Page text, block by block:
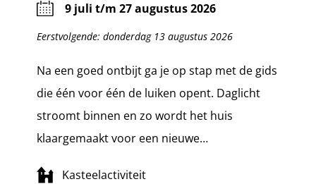
9 juli t/m 27 augustus 2026
Eerstvolgende: donderdag 13 augustus 2026
Na een goed ontbijt ga je op stap met de gids
die één voor één de luiken opent. Daglicht
stroomt binnen en zo wordt het huis
klaargemaakt voor een nieuwe…
Kasteelactiviteit